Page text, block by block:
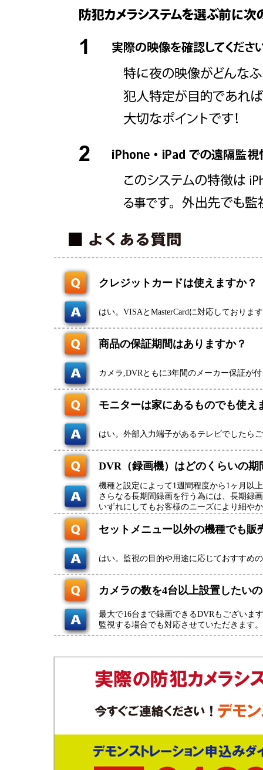
クレジットカードは使えますか？
はい。VISAとMasterCardに対応しておりま
商品の保証期間はありますか？
カメラ,DVRともに3年間のメーカー保証が
モニターは家にあるものでも使え
はい。外部入力端子があるテレビでしたら
DVR（録画機）はどのくらいの
機種と設定によって1週間程度から1ヶ月以
さらなる長期間録画を行う為には、長期録
いずれにしてもお客様のニーズにより細や
セットメニュー以外の機種でも販
はい。監視の目的や用途に応じておすすめ
カメラの数を4台以上設置したい
最大で16台まで録画できるDVRもございま
監視する場合でも対応させていただきます